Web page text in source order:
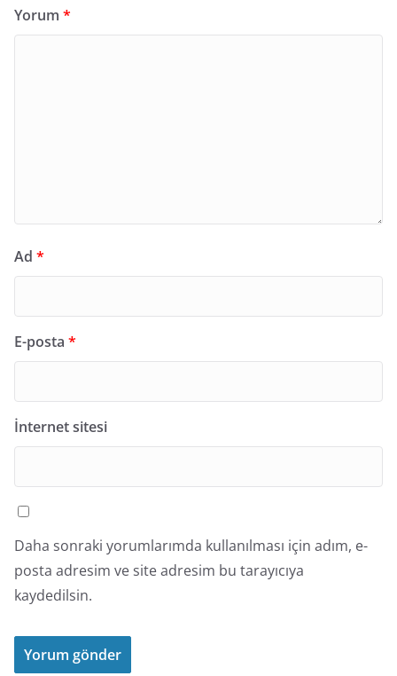
Yorum *
Ad *
E-posta *
İnternet sitesi
Daha sonraki yorumlarımda kullanılması için adım, e-
posta adresim ve site adresim bu tarayıcıya
kaydedilsin.